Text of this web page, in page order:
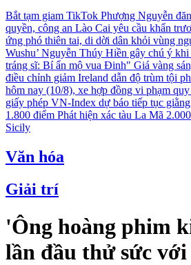
Bắt tạm giam TikTok Phượng Nguyễn
quyền, công an Lào Cai yêu cầu khẩn
ứng phó thiên tai, di dời dân khỏi vùng
Wushu’ Nguyễn Thúy Hiền gây chú ý
tráng sĩ: Bí ẩn mộ vua Đinh" Giá vàng
điều chỉnh giảm Ireland dẫn độ trùm tội
hôm nay (10/8), xe hợp đồng vi phạm
giấy phép VN-Index dự báo tiếp tục
1.800 điểm Phát hiện xác tàu La Mã
Sicily
Văn hóa
Giải trí
'Ông hoàng phim
lần đầu thử sức